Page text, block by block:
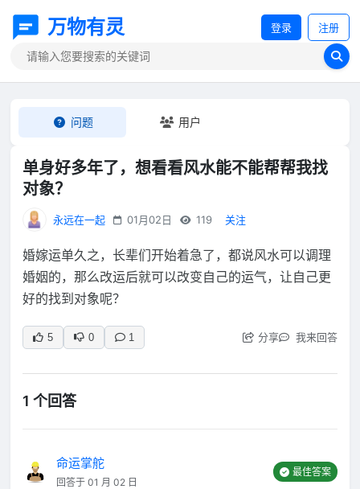
万物有灵 登录 注册
问题 用户
单身好多年了，想看看风水能不能帮帮我找
对象？
永远在一起 01月02日 119 关注
婚嫁运单久之，长辈们开始着急了，都说风水可以调理
婚姻的，那么改运后就可以改变自己的运气，让自己更
好的找到对象呢？
5 0 1 分享 我来回答
1 个回答
命运掌舵
回答于 01 月 02 日
最佳答案